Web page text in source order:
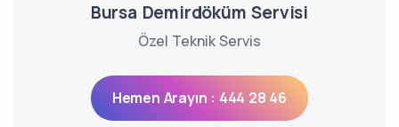
Bursa Demirdöküm Servisi
Özel Teknik Servis
Hemen Arayın : 444 28 46